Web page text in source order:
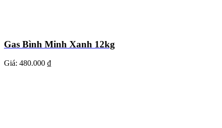
Gas Bình Minh Xanh 12kg
Giá: 480.000 ₫